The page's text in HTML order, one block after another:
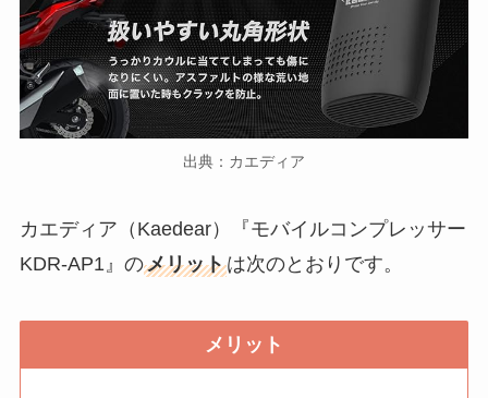
出典：カエディア
カエディア（Kaedear）『モバイルコンプレッサー
KDR-AP1』のメリットは次のとおりです。
メリット